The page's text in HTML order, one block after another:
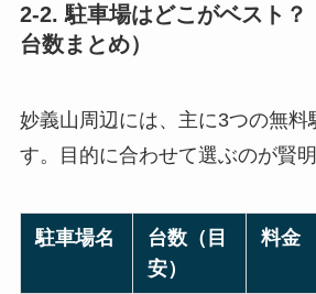
2-2. 駐車場はどこがベスト？
台数まとめ）
妙義山周辺には、主に3つの無料
す。目的に合わせて選ぶのが賢明
駐車場名
台数（目
安）
料金